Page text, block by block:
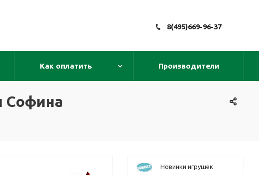
8(495)669-96-37
Как оплатить Производители
Софина
Новинки игрушек